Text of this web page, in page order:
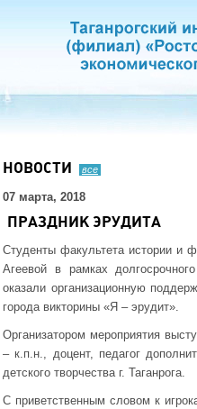
НОВОСТИ все
07 марта, 2018
ПРАЗДНИК ЭРУДИТА
Студенты факультета истории и
Агеевой в рамках
оказали организационную
города викторины «Я – эрудит».
Организатором мероприятия
– к.п.н., доцент, педагог
детского творчества г. Таганрога.
С приветственным словом к